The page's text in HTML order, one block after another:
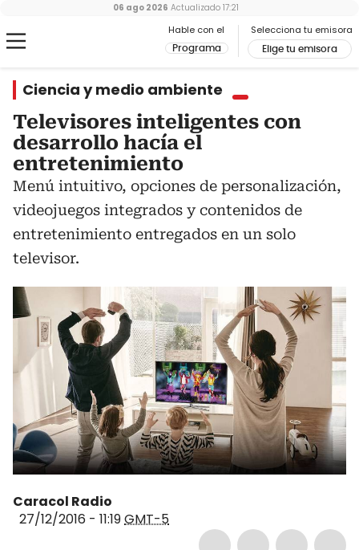
Hable con el
Programa
Selecciona tu emisora
Elige tu emisora
06 ago 2026 Actualizado 17:21
Ciencia y medio ambiente
Televisores inteligentes con
desarrollo hacía el
entretenimiento
Menú intuitivo, opciones de personalización,
videojuegos integrados y contenidos de
entretenimiento entregados en un solo
televisor.
Caracol Radio
27/12/2016 - 11:19GMT-5